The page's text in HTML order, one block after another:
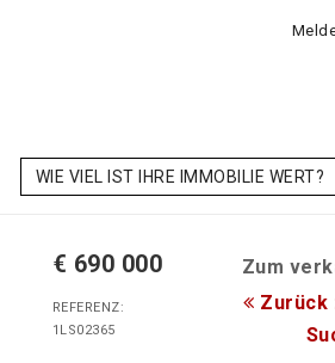
WIE VIEL IST IHRE IMMOBILIE WERT?
€ 690 000 Zum
REFERENZ:
1LS02365
Zurück